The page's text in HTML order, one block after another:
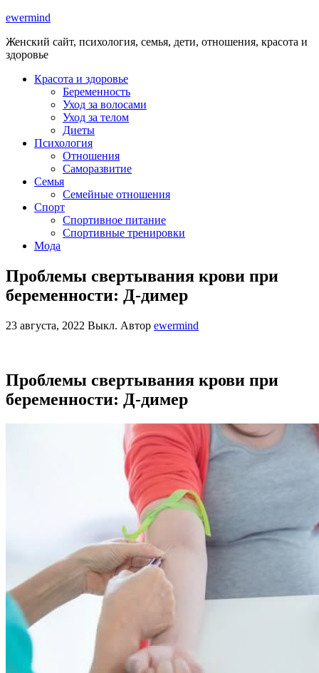
ewermind
Женский сайт, психология, семья, дети, отношения, красота и
здоровье
Красота и здоровье
Беременность
Уход за волосами
Уход за телом
Диеты
Психология
Отношения
Саморазвитие
Семья
Семейные отношения
Спорт
Спортивное питание
Спортивные тренировки
Мода
Проблемы свертывания крови при
беременности: Д-димер
23 августа, 2022 Выкл. Автор ewermind
Проблемы свертывания крови при
беременности: Д-димер